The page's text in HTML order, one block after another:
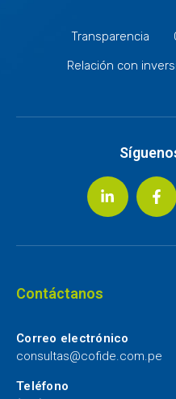
Transparencia
Relación con
Contáctanos
Correo electrónico
consultas@cofide.com.pe
Teléfono